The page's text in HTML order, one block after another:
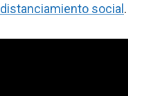
distanciamiento social.